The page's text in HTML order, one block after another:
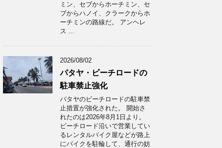
ミン、セブからホーチミン、セ
ブからハノイ、クラークからホ
ーチミンの路線だ。 アンヘレ
ス ...
2026/08/02
パタヤ・ビーチロードの
駐車禁止強化
パタヤのビーチロードの駐車禁
止措置が強化された。 開始さ
れたのは2026年8月1日より。
ビーチロード沿いで営業してい
るレンタルバイク屋などが路上
にバイクを駐輪して、通行の妨